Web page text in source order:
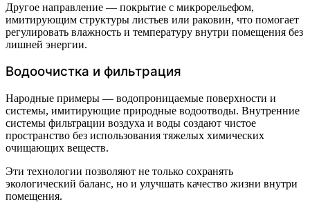
Другое направление — покрытие с микрорельефом,
имитирующим структуры листьев или раковин, что помогает
регулировать влажность и температуру внутри помещения без
лишней энергии.
Водоочистка и фильтрация
Народные примеры — водопроницаемые поверхности и
системы, имитирующие природные водоотводы. Внутренние
системы фильтрации воздуха и воды создают чистое
пространство без использования тяжелых химических
очищающих веществ.
Эти технологии позволяют не только сохранять
экологический баланс, но и улучшать качество жизни внутри
помещения.